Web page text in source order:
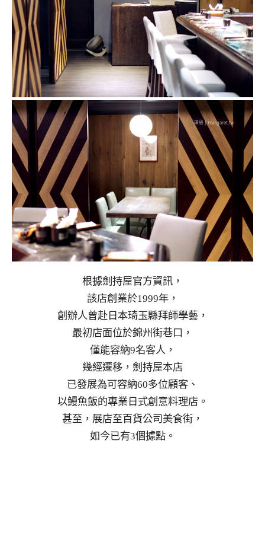
根據劍持屋官方資訊，
該店創業於1999年，
創辦人曾赴日本琦玉縣拜師學藝，
最初店面位於錦州街巷口，
僅能容納9名客人，
幾經遷移，劍持屋本店
已發展為可容納60多位顧客、
以鰻魚飯的專業日式創意料理店。
甚至，展店至百貨公司美食街，
如今已有3個據點。